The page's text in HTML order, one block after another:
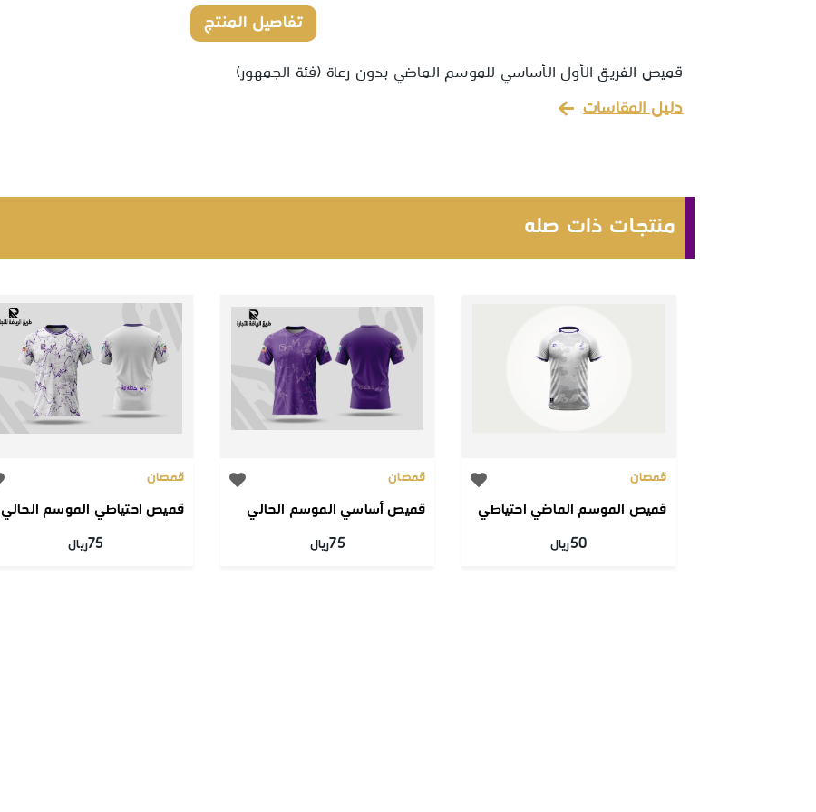
تفاصيل المنتج
قميص الفريق الأول الأساسي للموسم الماضي بدون رعاة (فئة الجمهور)
دليل المقاسات
منتجات ذات صله
قمصان
قميص الموسم الماضي احتياطي
50ريال
قمصان
قميص أساسي الموسم الحالي
75ريال
قمصان
قميص احتياطي الموسم الحالي
75ريال